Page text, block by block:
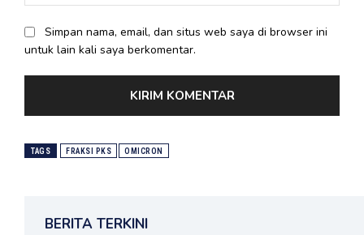
Simpan nama, email, dan situs web saya di browser ini
untuk lain kali saya berkomentar.
TAGS FRAKSI PKS OMICRON
BERITA TERKINI